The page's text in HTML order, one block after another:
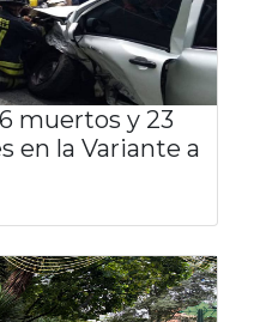
muertos y 23
en la Variante a